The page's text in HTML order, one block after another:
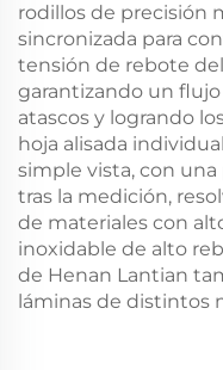
rodillos de precisión
sincronizada para
tensión de rebote
garantizando un
atascos y logrando
hoja alisada
simple vista, con una
tras la medición,
de materiales con
inoxidable de alto
de Henan Lantian
láminas de distintos